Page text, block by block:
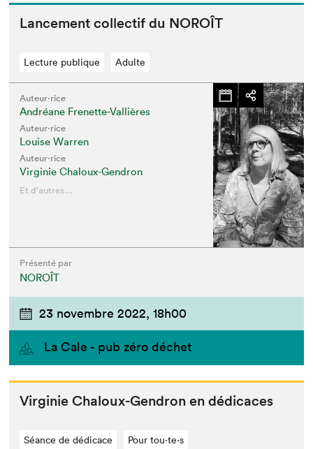
Lance­ment col­lec­tif du NOROÎT
Lecture publique Adulte
Auteur·rice
Andréane Frenette-Vallières
Auteur·rice
Louise Warren
Auteur·rice
Virginie Chaloux-Gendron
Et d'autres...
Présenté par
NOROÎT
23 novembre 2022, 18h00
La Cale - pub zéro déchet
Vir­ginie Chaloux-Gen­dron en dédicaces
Séance de dédicace Pour tou⋅te⋅s